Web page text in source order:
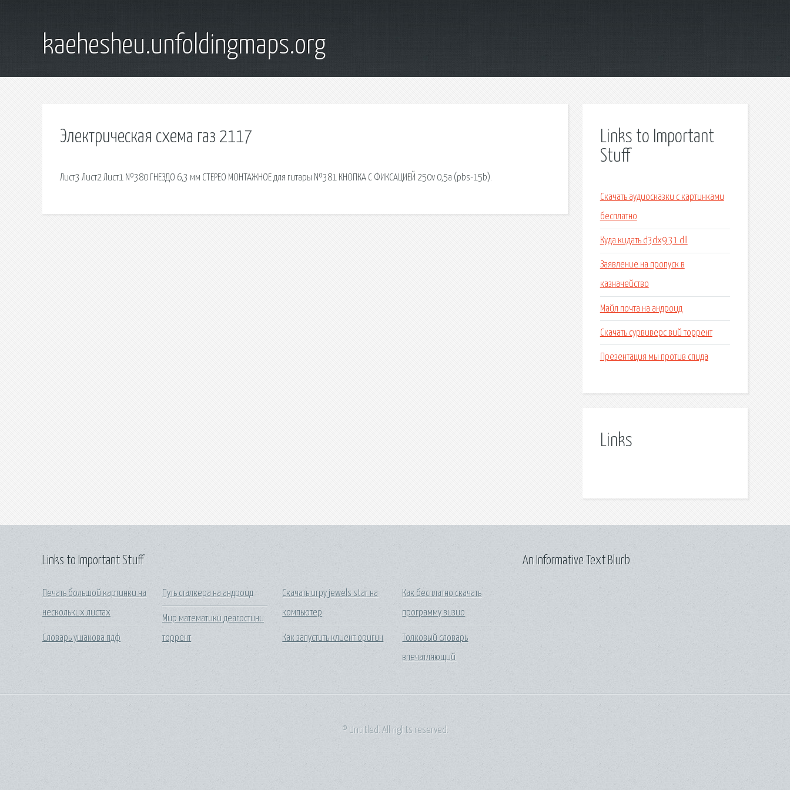
kaehesheu.unfoldingmaps.org
Электрическая схема газ 2117
Лист3 Лист2 Лист1 №380 ГНЕЗДО 6,3 мм СТЕРЕО МОНТАЖНОЕ для гитары №381 КНОПКА С ФИКСАЦИЕЙ 250v 0,5a (pbs-15b).
Links to Important
Stuff
Скачать аудиосказки с картинками
бесплатно
Куда кидать d3dx9 31 dll
Заявление на пропуск в
казначейство
Майл почта на андроид
Скачать сурвиверс вий торрент
Презентация мы против спида
Links
Links to Important Stuff
Печать большой картинки на
нескольких листах
Словарь ушакова пдф
Путь сталкера на андроид
Мир математики деагостини
торрент
Скачать игру jewels star на
компьютер
Как запустить клиент оригин
Как бесплатно скачать
программу визио
Толковый словарь
впечатляющий
An Informative Text Blurb
© Untitled. All rights reserved.